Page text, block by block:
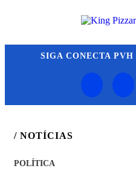
SIGA CONECTA PVH
/ NOTÍCIAS
POLÍTICA